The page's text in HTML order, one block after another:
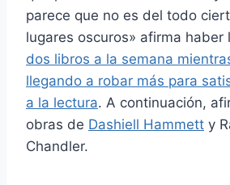
parece que no es del todo
lugares oscuros» afirma haber
dos libros a la semana
llegando a robar más para
a la lectura. A continuación,
obras de Dashiell Hammett y
Chandler.